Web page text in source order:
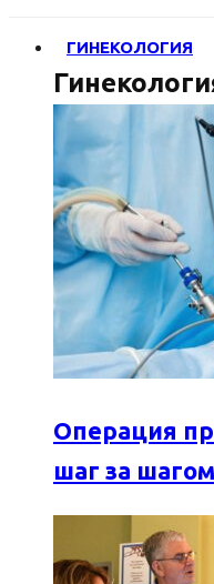
ГИНЕКОЛОГИЯ
Операция
шаг за шагом